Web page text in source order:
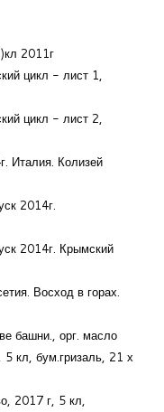
2011г
цикл - лист 1,
цикл - лист 2,
Италия. Колизей
2014г.
2014г. Крымский
Восход в горах.
башни., орг. масло
кл, бум.гризаль, 21 х
2017 г, 5 кл,